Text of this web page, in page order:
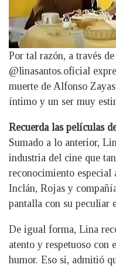
Por tal razón, a través
@linasantos.oficial
muerte de Alfonso
íntimo y un ser muy
Recuerda las películas
Sumado a lo anterior,
industria del cine que
reconocimiento especial
Inclán, Rojas y
pantalla con su peculiar
De igual forma, Lina
atento y respetuoso con
humor. Eso si, admitió